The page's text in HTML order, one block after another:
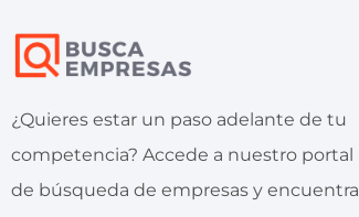
¿Quieres estar un paso adelante de tu
competencia? Accede a nuestro portal
de búsqueda de empresas y encuentra